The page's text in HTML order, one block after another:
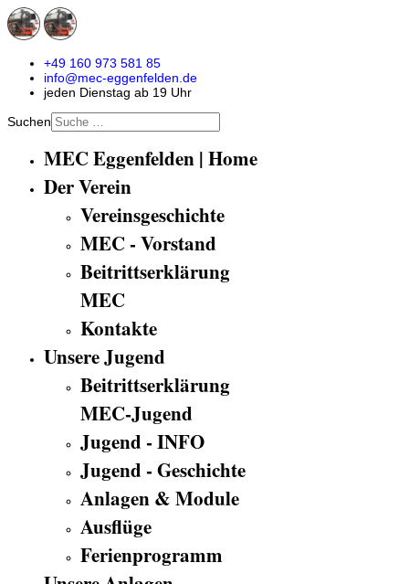
+49 160 973 581 85
info@mec-eggenfelden.de
jeden Dienstag ab 19 Uhr
Suchen
MEC Eggenfelden | Home
Der Verein
Vereinsgeschichte
MEC - Vorstand
Beitrittserklärung
MEC
Kontakte
Unsere Jugend
Beitrittserklärung
MEC-Jugend
Jugend - INFO
Jugend - Geschichte
Anlagen & Module
Ausflüge
Ferienprogramm